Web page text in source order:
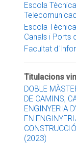
Escola
Escola
Canals i Ports
Facultat
Titulacions
DOBLE
DE CAMINS,
ENGINYERIA
EN
(2023)